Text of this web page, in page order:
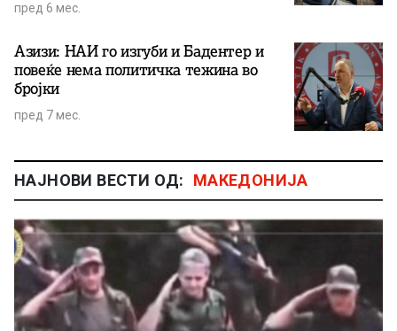
пред 6 мес.
Азизи: НАИ го изгуби и Бадентер и
повеќе нема политичка тежина во
бројки
пред 7 мес.
НАЈНОВИ ВЕСТИ ОД: МАКЕДОНИЈА